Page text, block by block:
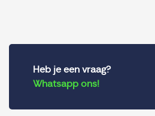
Heb je een vraag?
Whatsapp ons!